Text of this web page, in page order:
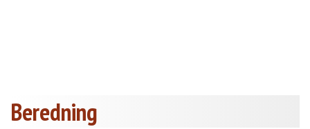
Beredning